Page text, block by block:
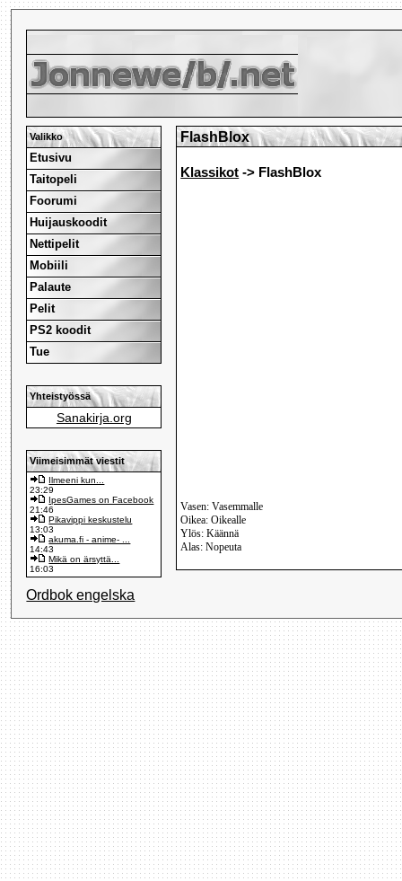
Valikko
Etusivu
Taitopeli
Foorumi
Huijauskoodit
Nettipelit
Mobiili
Palaute
Pelit
PS2 koodit
Tue
Yhteistyössä
Sanakirja.org
Viimeisimmät viestit
Ilmeeni kun...
23:29
IpesGames on Facebook
21:46
Pikavippi keskustelu
13:03
akuma.fi - anime- ...
14:43
Mikä on ärsyttä...
16:03
FlashBlox
Klassikot -> FlashBlox
Vasen: Vasemmalle
Oikea: Oikealle
Ylös: Käännä
Alas: Nopeuta
Ordbok engelska